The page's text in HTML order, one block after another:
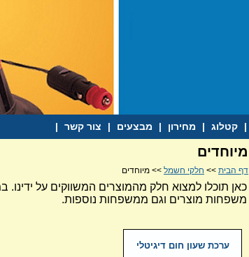
| קטלוג | מחירון | מבצעים | צור קשר |
מיוחדים
דף הבית >> חלקי חשמל >> מיוחדים
כאן תוכלו למצוא חלק מהמוצרים המשווקים על ידינו.
משפחות מוצרים וגם ממשפחות נוספות.
ערכת שעון חום דיגיטלי